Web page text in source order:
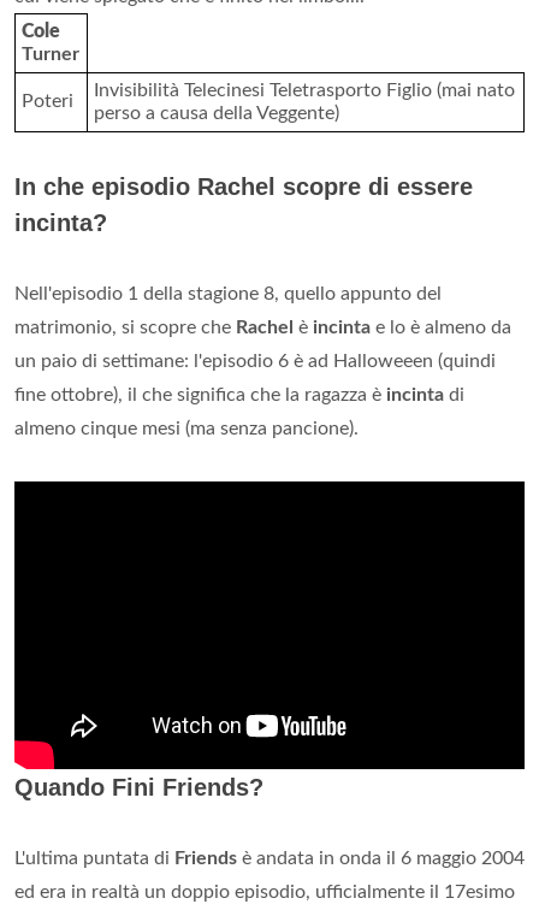
Cole
Turner
Poteri
Invisibilità Telecinesi Teletrasporto Figlio (mai nato
perso a causa della Veggente)
In che episodio Rachel scopre di essere
incinta?
Nell'episodio 1 della stagione 8, quello appunto del
matrimonio, si scopre che Rachel è incinta e lo è almeno da
un paio di settimane: l'episodio 6 è ad Halloweeen (quindi
fine ottobre), il che significa che la ragazza è incinta di
almeno cinque mesi (ma senza pancione).
Quando Fini Friends?
L'ultima puntata di Friends è andata in onda il 6 maggio 2004
ed era in realtà un doppio episodio, ufficialmente il 17esimo